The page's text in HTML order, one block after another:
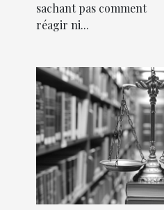
sachant pas comment
réagir ni...